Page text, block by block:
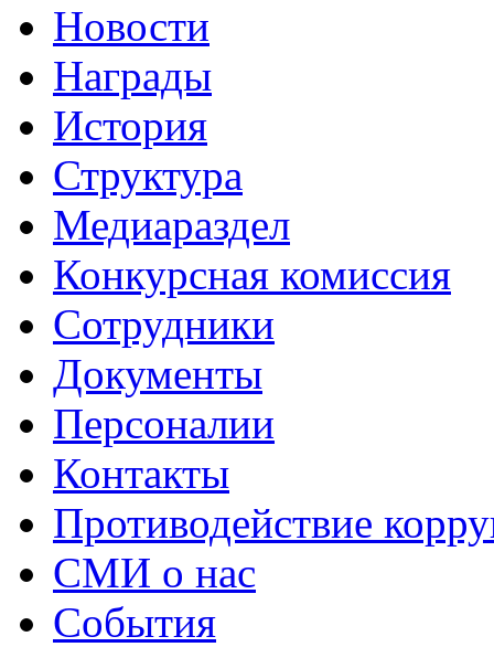
Новости
Награды
История
Структура
Медиараздел
Конкурсная комиссия
Сотрудники
Документы
Персоналии
Контакты
Противодействие
СМИ о нас
События